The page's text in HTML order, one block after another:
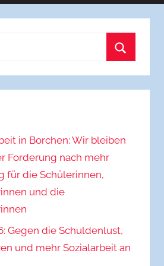
in Borchen: Wir bleiben
Forderung nach mehr
für die Schülerinnen,
und die
Gegen die Schuldenlust,
und mehr Sozialarbeit an